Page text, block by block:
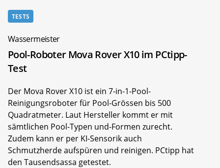
TESTS
Wassermeister
Pool-Roboter Mova Rover X10 im PCtipp-
Test
Der Mova Rover X10 ist ein 7-in-1-Pool-
Reinigungsroboter für Pool-Grössen bis 500
Quadratmeter. Laut Hersteller kommt er mit
sämtlichen Pool-Typen und-Formen zurecht.
Zudem kann er per KI-Sensorik auch
Schmutzherde aufspüren und reinigen. PCtipp hat
den Tausendsassa getestet.